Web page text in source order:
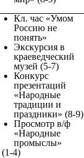
Кл. час «Умом
Россию не
понять»
Экскурсия в
краеведческий
музей (5-7)
Конкурс
презентаций
«Народные
традиции и
праздники» (8-9)
Просмотр в/ф
«Народные
промыслы»
(1-4)